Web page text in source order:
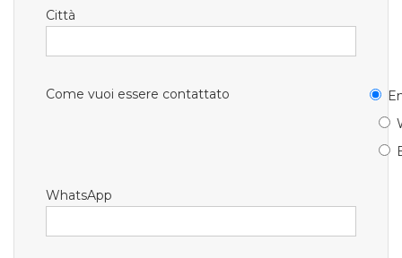
Città
Come vuoi essere contattato
WhatsApp